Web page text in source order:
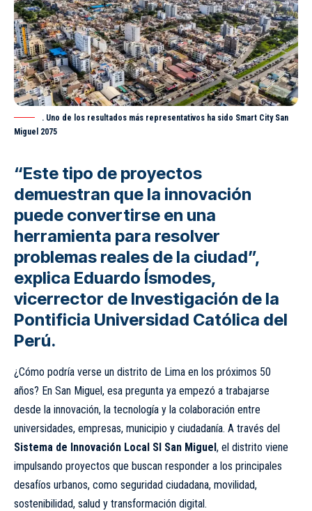
. Uno de los resultados más representativos ha sido Smart City San
Miguel 2075
“Este tipo de proyectos
demuestran que la innovación
puede convertirse en una
herramienta para resolver
problemas reales de la ciudad”,
explica Eduardo Ísmodes,
vicerrector de Investigación de la
Pontificia Universidad Católica del
Perú.
¿Cómo podría verse un distrito de Lima en los próximos 50
años? En San Miguel, esa pregunta ya empezó a trabajarse
desde la innovación, la tecnología y la colaboración entre
universidades, empresas, municipio y ciudadanía. A través del
Sistema de Innovación Local SI San Miguel, el distrito viene
impulsando proyectos que buscan responder a los principales
desafíos urbanos, como seguridad ciudadana, movilidad,
sostenibilidad, salud y transformación digital.